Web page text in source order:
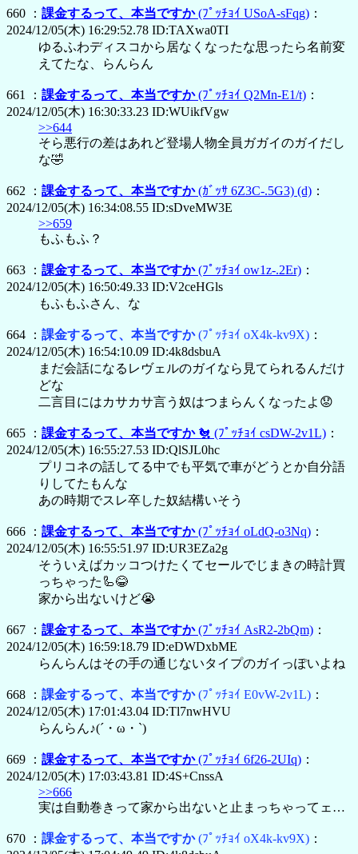
660 ： 課金するって、本当ですか(ﾌﾟｯﾁｮｲ USoA-sFqg) ：
2024/12/05(木) 16:29:52.78 ID:TAXwa0TI
ゆるふわディスコから居なくなったな思ったら名前変
えてたな、らんらん
661 ： 課金するって、本当ですか(ﾌﾟｯﾁｮｲ Q2Mn-E1/t) ：
2024/12/05(木) 16:30:33.23 ID:WUikfVgw
>>644
そら悪行の差はあれど登場人物全員ガガイのガイだし
な🤣
662 ： 課金するって、本当ですか(ｶﾞｯｻ 6Z3C-.5G3) (d) ：
2024/12/05(木) 16:34:08.55 ID:sDveMW3E
>>659
もふもふ？
663 ： 課金するって、本当ですか(ﾌﾟｯﾁｮｲ ow1z-.2Er) ：
2024/12/05(木) 16:50:49.33 ID:V2ceHGls
もふもふさん、な
664 ： 課金するって、本当ですか(ﾌﾟｯﾁｮｲ oX4k-kv9X) ：
2024/12/05(木) 16:54:10.09 ID:4k8dsbuA
まだ会話になるレヴェルのガイなら見てられるんだけ
どな
二言目にはカサカサ言う奴はつまらんくなったよ😟
665 ： 課金するって、本当ですか 🐔 (ﾌﾟｯﾁｮｲ csDW-2v1L) ：
2024/12/05(木) 16:55:27.53 ID:QlSJL0hc
プリコネの話してる中でも平気で車がどうとか自分語
りしてたもんな
あの時期でスレ卒した奴結構いそう
666 ： 課金するって、本当ですか(ﾌﾟｯﾁｮｲ oLdQ-o3Nq) ：
2024/12/05(木) 16:55:51.97 ID:UR3EZa2g
そういえばカッコつけたくてセールでじまきの時計買
っちゃった🦾😂
家から出ないけど😭
667 ： 課金するって、本当ですか(ﾌﾟｯﾁｮｲ AsR2-2bQm) ：
2024/12/05(木) 16:59:18.79 ID:eDWDxbME
らんらんはその手の通じないタイプのガイっぽいよね
668 ： 課金するって、本当ですか(ﾌﾟｯﾁｮｲ E0vW-2v1L) ：
2024/12/05(木) 17:01:43.04 ID:Tl7nwHVU
らんらん♪(´・ω・`)
669 ： 課金するって、本当ですか(ﾌﾟｯﾁｮｲ 6f26-2UIq) ：
2024/12/05(木) 17:03:43.81 ID:4S+CnssA
>>666
実は自動巻きって家から出ないと止まっちゃってェ…
670 ： 課金するって、本当ですか(ﾌﾟｯﾁｮｲ oX4k-kv9X) ：